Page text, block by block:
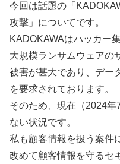
今回は話題の「
攻撃」についてです。
KADOKAWAはハッカー
大規模ランサムウェアの
被害が甚大であり、デー
を要求されております。
そのため、現在（2024
ない状況です。
私も顧客情報を扱う案件
改めて顧客情報を守るセ